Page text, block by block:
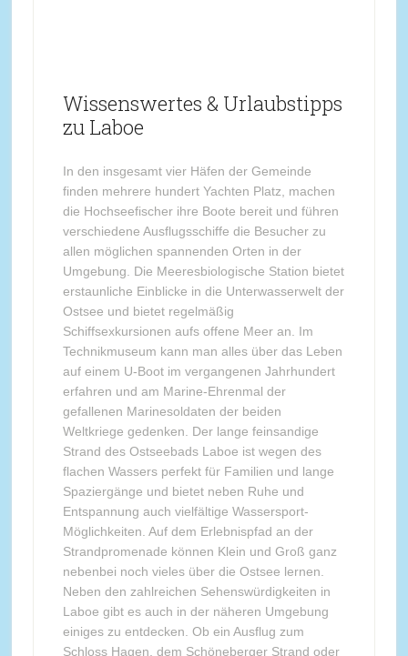
Wissenswertes & Urlaubstipps
zu Laboe
In den insgesamt vier Häfen der Gemeinde
finden mehrere hundert Yachten Platz, machen
die Hochseefischer ihre Boote bereit und führen
verschiedene Ausflugsschiffe die Besucher zu
allen möglichen spannenden Orten in der
Umgebung. Die Meeresbiologische Station bietet
erstaunliche Einblicke in die Unterwasserwelt der
Ostsee und bietet regelmäßig
Schiffsexkursionen aufs offene Meer an. Im
Technikmuseum kann man alles über das Leben
auf einem U-Boot im vergangenen Jahrhundert
erfahren und am Marine-Ehrenmal der
gefallenen Marinesoldaten der beiden
Weltkriege gedenken. Der lange feinsandige
Strand des Ostseebads Laboe ist wegen des
flachen Wassers perfekt für Familien und lange
Spaziergänge und bietet neben Ruhe und
Entspannung auch vielfältige Wassersport-
Möglichkeiten. Auf dem Erlebnispfad an der
Strandpromenade können Klein und Groß ganz
nebenbei noch vieles über die Ostsee lernen.
Neben den zahlreichen Sehenswürdigkeiten in
Laboe gibt es auch in der näheren Umgebung
einiges zu entdecken. Ob ein Ausflug zum
Schloss Hagen, dem Schöneberger Strand oder